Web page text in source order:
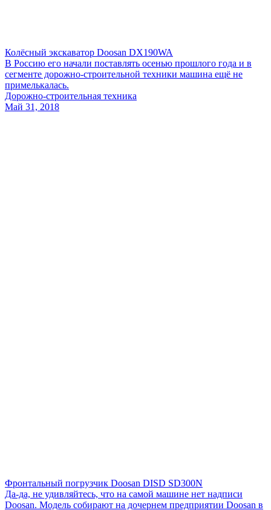
Колёсный экскаватор Doosan DX190WA
В Россию его начали поставлять осенью прошлого года и в
сегменте дорожно-строительной техники машина ещё не
примелькалась.
Дорожно-строительная техника
Май 31, 2018
Фронтальный погрузчик Doosan DISD SD300N
Да-да, не удивляйтесь, что на самой машине нет надписи
Doosan. Модель собирают на дочернем предприятии Doosan в